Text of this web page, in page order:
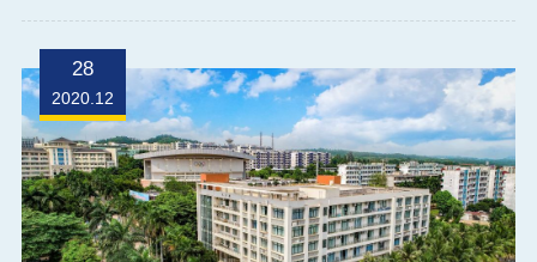
区管理局书记陈春生出席大赛。 大赛以“关爱美丽珊
瑚，保护海洋环境”为主题，参赛团队应用现...
28
2020.12